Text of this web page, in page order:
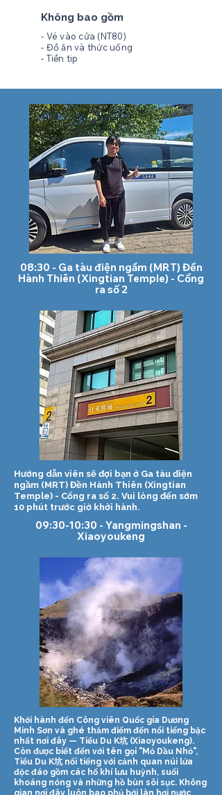
Không bao gồm
- Vé vào cửa (NT80)
- Đồ ăn và thức uống
- Tiền tip
08:30 - Ga tàu điện ngầm (MRT) Đền
Hành Thiên (Xingtian Temple) - Cổng
ra số 2
Hướng dẫn viên sẽ đợi bạn ở Ga tàu điện
ngầm (MRT) Đền Hành Thiên (Xingtian
Temple) - Cổng ra số 2. Vui lòng đến sớm
10 phút trước giờ khởi hành.
09:30-10:30 - Yangmingshan -
Xiaoyoukeng
Khởi hành đến Công viên Quốc gia Dương
Minh Sơn và ghé thăm điểm đến nổi tiếng bậc
nhất nơi đây — Tiểu Du K坑 (Xiaoyoukeng).
Còn được biết đến với tên gọi "Mỏ Dầu Nhỏ",
Tiểu Du K坑 nổi tiếng với cảnh quan núi lửa
độc đáo gồm các hố khí lưu huỳnh, suối
khoáng nóng và những hồ bùn sôi sục. Không